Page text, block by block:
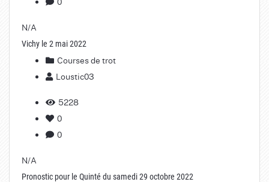
N/A
Vichy le 2 mai 2022
Courses de trot
Loustic03
5228
0
0
N/A
Pronostic pour le Quinté du samedi 29 octobre 2022